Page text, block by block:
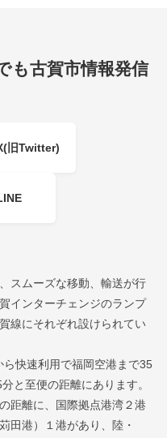
も古賀市情報発信
旧Twitter)
スムーズな移動、輸送が行
インターチェンジのランプ
線にそれぞれ設けられてい
快速利用で福岡空港まで35
と至便の距離にあります。
距離に、国際拠点港湾２港
田港）１港があり、陸・